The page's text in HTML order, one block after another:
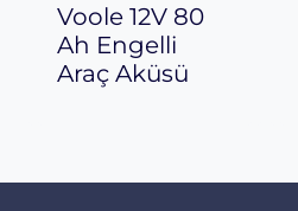
Voole 12V 80
Ah Engelli
Araç Aküsü